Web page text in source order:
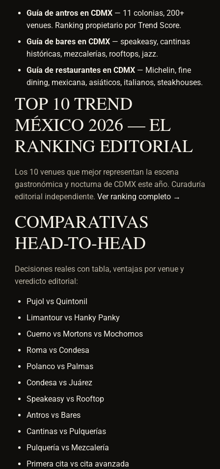
Guía de antros en CDMX — 11 colonias, 200+
venues. Ranking propietario por Trend Score.
Guía de bares en CDMX — speakeasy, cantinas
históricas, mezcalerías, rooftops, jazz.
Guía de restaurantes en CDMX — Michelin, fine
dining, mexicana, asiáticos, italianos, steakhouses.
TOP 10 TREND
MÉXICO 2026 — EL
RANKING EDITORIAL
Los 10 venues que mejor representan la escena
gastronómica y nocturna de CDMX este año. Curaduría
editorial independiente. Ver ranking completo →
COMPARATIVAS
HEAD-TO-HEAD
Decisiones reales con tabla, ventajas por venue y
veredicto editorial:
Pujol vs Quintonil
Limantour vs Hanky Panky
Cuerno vs Mortons vs Mochomos
Roma vs Condesa
Polanco vs Palmas
Condesa vs Juárez
Speakeasy vs Rooftop
Antros vs Bares
Cantinas vs Pulquerías
Pulquería vs Mezcalería
Primera cita vs cita avanzada